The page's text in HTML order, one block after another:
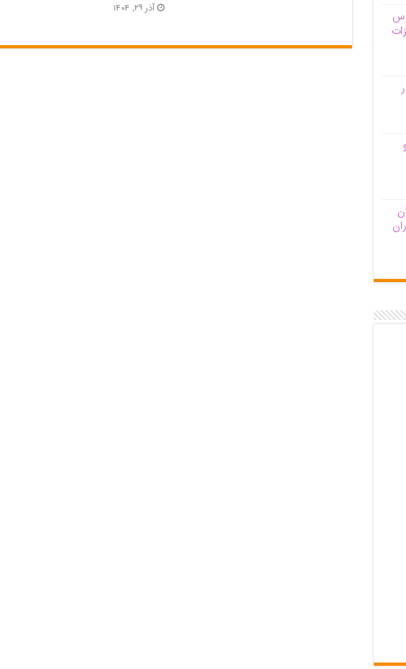
آذر ۲۹, ۱۴۰۴